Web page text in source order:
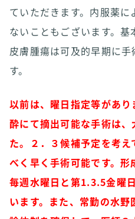
ていただきます。内服薬
ないこともございます。基
皮膚腫瘍は可及的早期に
す。
以前は、曜日指定等があ
酔にて摘出可能な手術は
た。２．３候補予定を考
べく早く手術可能です。
毎週水曜日と第1.3.5金曜
います。また、常勤の水野